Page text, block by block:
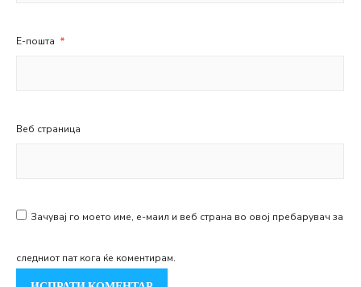
Е-пошта *
Веб страница
Зачувај го моето име, е-маил и веб страна во овој пребарувач за
следниот пат кога ќе коментирам.